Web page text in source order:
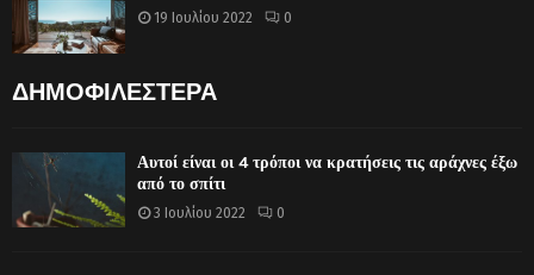
19 Ιουλίου 2022 0
ΔΗΜΟΦΙΛΕΣΤΕΡΑ
Αυτοί είναι οι 4 τρόποι να κρατήσεις τις αράχνες έξω
από το σπίτι
3 Ιουλίου 2022 0